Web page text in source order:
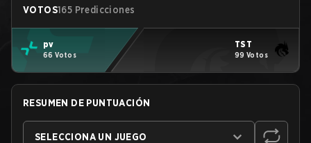
VOTOS165 Predicciones
pv
66 Votos
TST
99 Votos
RESUMEN DE PUNTUACIÓN
SELECCIONA UN JUEGO